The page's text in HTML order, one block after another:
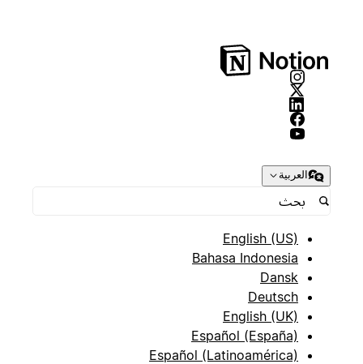
العربية
English (US)
Bahasa Indonesia
Dansk
Deutsch
English (UK)
Español (España)
Español (Latinoamérica)